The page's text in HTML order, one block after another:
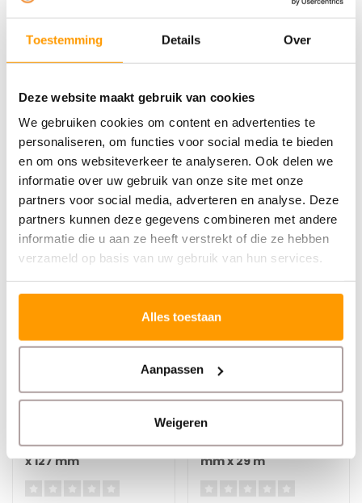
Toestemming Details Over
Deze website maakt gebruik van cookies
We gebruiken cookies om content en advertenties te
personaliseren, om functies voor social media te bieden
en om ons websiteverkeer te analyseren. Ook delen we
informatie over uw gebruik van onze site met onze
partners voor social media, adverteren en analyse. Deze
partners kunnen deze gegevens combineren met andere
informatie die u aan ze heeft verstrekt of die ze hebben
verzameld op basis van uw gebruik van hun services.
Alles toestaan
Aanpassen
Weigeren
graag met je mee.
Met een partner die met je meedenkt.
Specificaties
Reviews
Gerelateerde producten
High Gloss Labels | 76
x 127 mm
EPSON
PP Matte Labels | 105
mm x 29 m